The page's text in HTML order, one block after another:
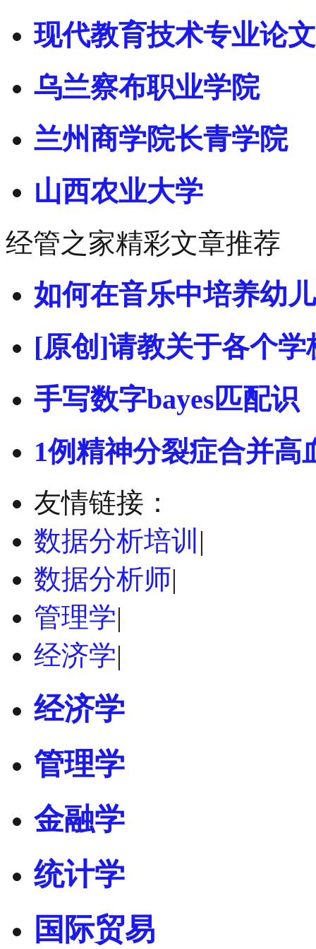
现代教育技术专业论文
乌兰察布职业学院
兰州商学院长青学院
山西农业大学
经管之家精彩文章推荐
如何在音乐中培养幼
[原创]请教关于各个学
手写数字bayes匹配识
1例精神分裂症合并高
友情链接：
数据分析培训 |
数据分析师|
管理学|
经济学|
经济学
管理学
金融学
统计学
国际贸易